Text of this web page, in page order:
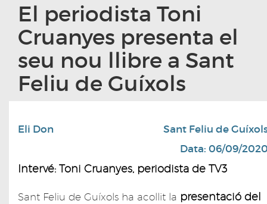
El periodista Toni
Cruanyes presenta el
seu nou llibre a Sant
Feliu de Guíxols
Eli Don
Sant Feliu de
Data: 06/09/
Intervé: Toni Cruanyes, periodista de TV3
Sant Feliu de Guíxols ha acollit la presentació del